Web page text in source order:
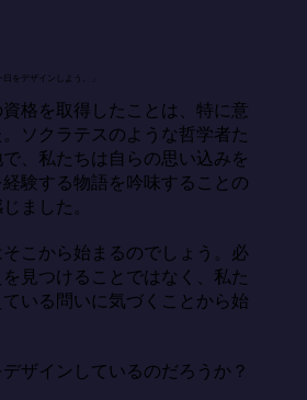
をデザインしよう。」
格を取得したことは、特に意
ソクラテスのような哲学者た
、私たちは自らの思い込みを
験する物語を吟味することの
ました。
こから始まるのでしょう。必
見つけることではなく、私た
いる問いに気づくことから始
ザインしているのだろうか？